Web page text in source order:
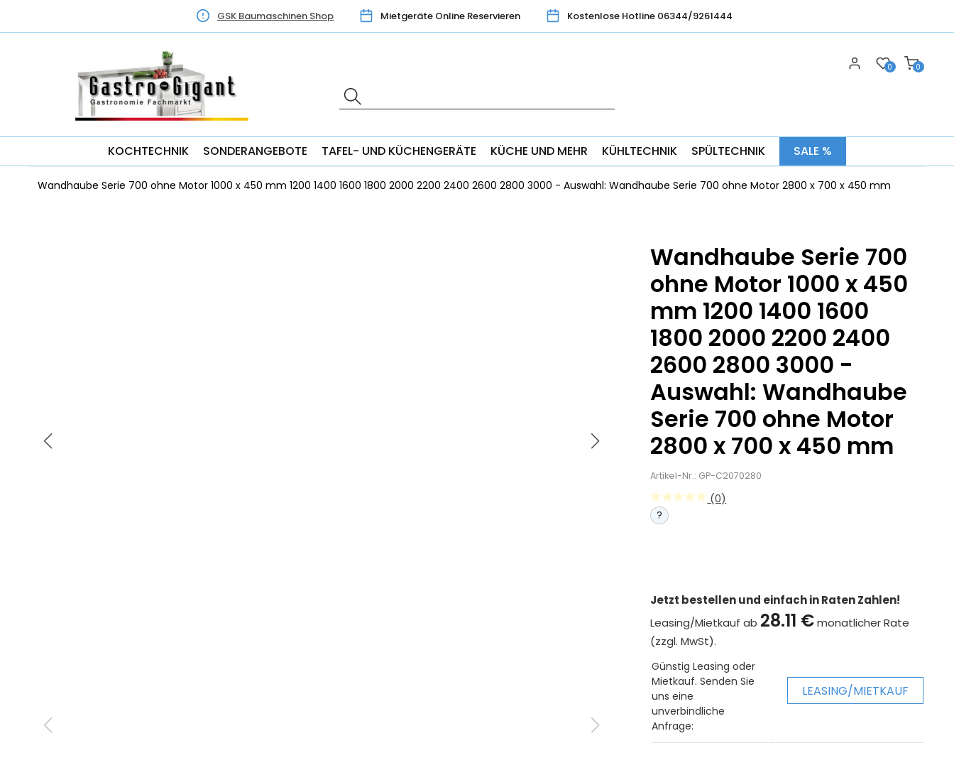
GSK Baumaschinen Shop Mietgeräte Online Reservieren Kostenlose Hotline 06344/9261444
0
0
KOCHTECHNIK SONDERANGEBOTE TAFEL- UND KÜCHENGERÄTE KÜCHE UND MEHR KÜHLTECHNIK SPÜLTECHNIK SALE %
Wandhaube Serie 700 ohne Motor 1000 x 450 mm 1200 1400 1600 1800 2000 2200 2400 2600 2800 3000 - Auswahl: Wandhaube Serie 700 ohne Motor 2800 x 700 x 450 mm
Wandhaube Serie 700
ohne Motor 1000 x 450
mm 1200 1400 1600
1800 2000 2200 2400
2600 2800 3000 -
Auswahl: Wandhaube
Serie 700 ohne Motor
2800 x 700 x 450 mm
Artikel-Nr.: GP-C2070280
(0)
?
Jetzt bestellen und einfach in Raten Zahlen!
Leasing/Mietkauf ab 28.11 €monatlicher Rate
(zzgl. MwSt).
Günstig Leasing oder
Mietkauf. Senden Sie
uns eine
unverbindliche
Anfrage:
LEASING/MIETKAUF